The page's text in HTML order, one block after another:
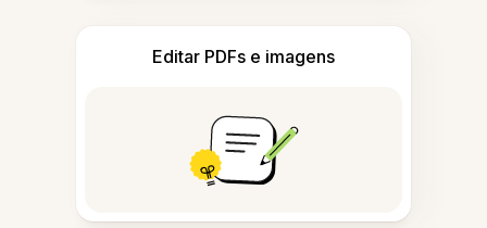
Editar PDFs e imagens